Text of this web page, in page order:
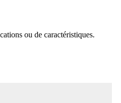
ou de caractéristiques.